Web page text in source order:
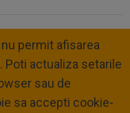
permit afisarea
actualiza setarile
sau de
sa accepti cookie-